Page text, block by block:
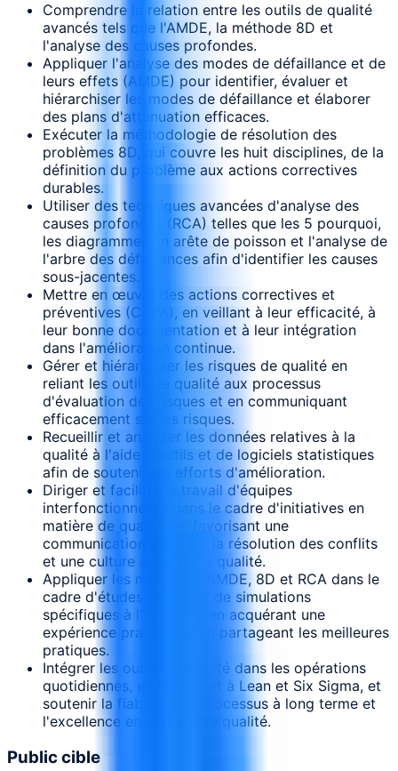
Comprendre la relation entre les outils de qualité
avancés tels que l'AMDE, la méthode 8D et
l'analyse des causes profondes.
Appliquer l'analyse des modes de défaillance et de
leurs effets (AMDE) pour identifier, évaluer et
hiérarchiser les modes de défaillance et élaborer
des plans d'atténuation efficaces.
Exécuter la méthodologie de résolution des
problèmes 8D, qui couvre les huit disciplines, de la
définition du problème aux actions correctives
durables.
Utiliser des techniques avancées d'analyse des
causes profondes (RCA) telles que les 5 pourquoi,
les diagrammes en arête de poisson et l'analyse de
l'arbre des défaillances afin d'identifier les causes
sous-jacentes.
Mettre en œuvre des actions correctives et
préventives (CAPA), en veillant à leur efficacité, à
leur bonne documentation et à leur intégration
dans l'amélioration continue.
Gérer et hiérarchiser les risques de qualité en
reliant les outils de qualité aux processus
d'évaluation des risques et en communiquant
efficacement sur les risques.
Recueillir et analyser les données relatives à la
qualité à l'aide d'outils et de logiciels statistiques
afin de soutenir les efforts d'amélioration.
Diriger et faciliter le travail d'équipes
interfonctionnelles dans le cadre d'initiatives en
matière de qualité, en favorisant une
communication efficace, la résolution des conflits
et une culture axée sur la qualité.
Appliquer les méthodes AMDE, 8D et RCA dans le
cadre d'études de cas et de simulations
spécifiques à l'industrie, en acquérant une
expérience pratique et en partageant les meilleures
pratiques.
Intégrer les outils de qualité dans les opérations
quotidiennes, en les reliant à Lean et Six Sigma, et
soutenir la fiabilité des processus à long terme et
l'excellence en matière de qualité.
Public cible